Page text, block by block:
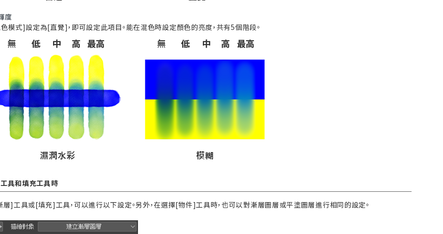
度
模式]設定為[直覺]，即可設定此項目。能在混色時設定顏色的亮度，共有5個階段。
具和填充工具時
]工具或[填充]工具，可以進行以下設定。另外，在選擇[物件]工具時，也可以對漸層圖層或平塗圖層進行相同的設定。